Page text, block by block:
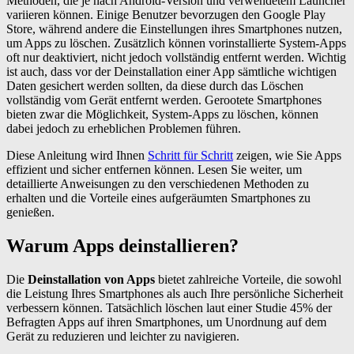
variieren können. Einige Benutzer bevorzugen den Google Play
Store, während andere die Einstellungen ihres Smartphones nutzen,
um Apps zu löschen. Zusätzlich können vorinstallierte System-Apps
oft nur deaktiviert, nicht jedoch vollständig entfernt werden. Wichtig
ist auch, dass vor der Deinstallation einer App sämtliche wichtigen
Daten gesichert werden sollten, da diese durch das Löschen
vollständig vom Gerät entfernt werden. Gerootete Smartphones
bieten zwar die Möglichkeit, System-Apps zu löschen, können
dabei jedoch zu erheblichen Problemen führen.
Diese Anleitung wird Ihnen Schritt für Schritt zeigen, wie Sie Apps
effizient und sicher entfernen können. Lesen Sie weiter, um
detaillierte Anweisungen zu den verschiedenen Methoden zu
erhalten und die Vorteile eines aufgeräumten Smartphones zu
genießen.
Warum Apps deinstallieren?
Die Deinstallation von Apps bietet zahlreiche Vorteile, die sowohl
die Leistung Ihres Smartphones als auch Ihre persönliche Sicherheit
verbessern können. Tatsächlich löschen laut einer Studie 45% der
Befragten Apps auf ihren Smartphones, um Unordnung auf dem
Gerät zu reduzieren und leichter zu navigieren.